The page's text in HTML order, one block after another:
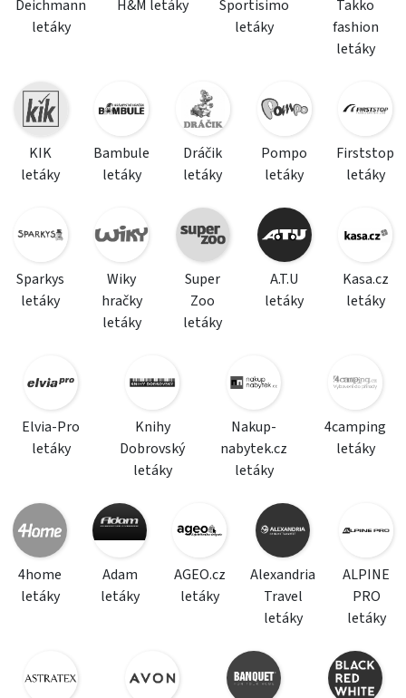
Deichmann
letáky
H&M letáky
Sportisimo
letáky
Takko
fashion
letáky
KIK
letáky
Bambule
letáky
Dráčik
letáky
Pompo
letáky
Firststop
letáky
Sparkys
letáky
Wiky
hračky
letáky
Super
Zoo
letáky
A.T.U
letáky
Kasa.cz
letáky
Elvia-Pro
letáky
Knihy
Dobrovský
letáky
Nakup-
nabytek.cz
letáky
4camping
letáky
4home
letáky
Adam
letáky
AGEO.cz
letáky
Alexandria
Travel
letáky
ALPINE
PRO
letáky